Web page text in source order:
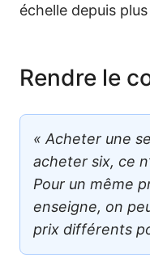
échelle depuis
Rendre le
« Acheter une
acheter six, ce
Pour un même
enseigne, on
prix différents